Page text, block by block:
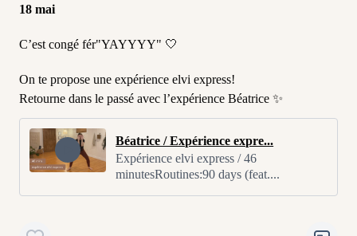
18 mai
C’est congé fér"YAYYYY" 🤍
On te propose une expérience elvi express!
Retourne dans le passé avec l’expérience Béatrice ✨
Béatrice / Expérience expre...
Expérience elvi express / 46
minutesRoutines:90 days (feat....